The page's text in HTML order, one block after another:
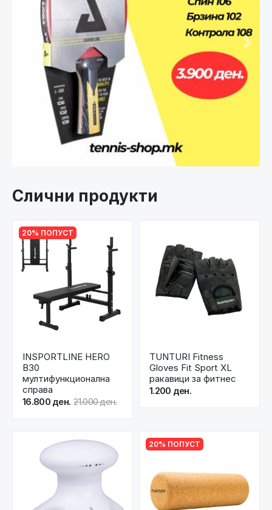
Претходно
Слични продукти
20% ПОПУСТ
INSPORTLINE HERO
B30
мултифункционална
справа
16.800 ден. 21.000 ден.
TUNTURI Fitness
Gloves Fit Sport XL
ракавици за фитнес
1.200 ден.
20% ПОПУСТ